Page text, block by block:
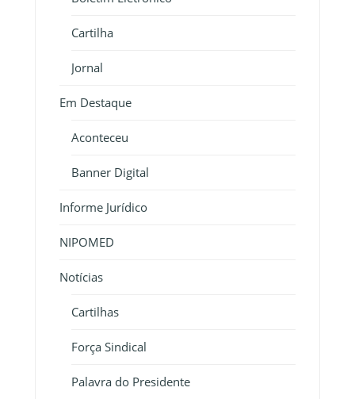
Cartilha
Jornal
Em Destaque
Aconteceu
Banner Digital
Informe Jurídico
NIPOMED
Notícias
Cartilhas
Força Sindical
Palavra do Presidente